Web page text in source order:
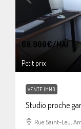
69.900€/HAI
Petit prix
VENTE IMMO
Studio proche
Rue Saint-Leu,